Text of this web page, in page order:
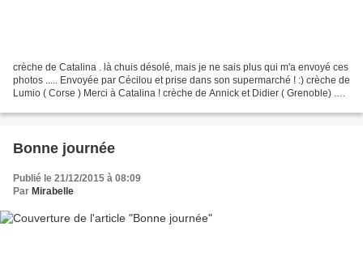
crèche de Catalina . là chuis désolé, mais je ne sais plus qui m'a envoyé ces
photos ..... Envoyée par Cécilou et prise dans son supermarché ! :) crèche de
Lumio ( Corse ) Merci à Catalina ! crèche de Annick et Didier ( Grenoble) .
Bonne journée
Publié le 21/12/2015 à 08:09
Par Mirabelle